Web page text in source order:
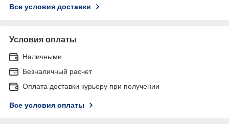
Все условия доставки
Условия оплаты
Наличными
Безналичный расчет
Оплата доставки курьеру при получении
Все условия оплаты